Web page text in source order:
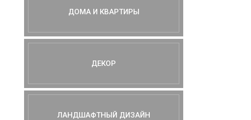
ДОМА И КВАРТИРЫ
ДЕКОР
ЛАНДШАФТНЫЙ ДИЗАЙН